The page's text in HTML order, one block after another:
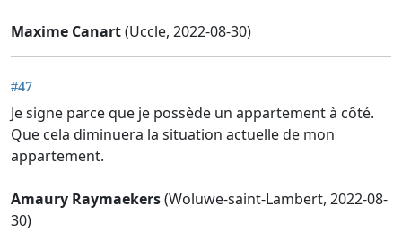
Maxime Canart(Uccle, 2022-08-30)
#47
Je signe parce que je possède un appartement à côté.
Que cela diminuera la situation actuelle de mon
appartement.
Amaury Raymaekers(Woluwe-saint-Lambert, 2022-08-
30)